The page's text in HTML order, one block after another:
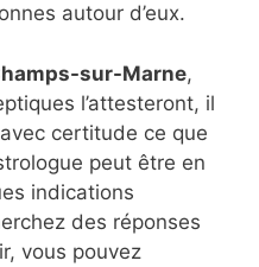
autour d’eux.
sur-Marne,
l’attesteront, il
certitude ce que
peut être en
indications
des réponses
vous pouvez